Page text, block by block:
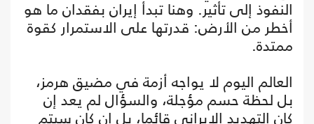
النفوذ إلى تأثير. وهنا تبدأ إيران بفقدان ما هو
أخطر من الأرض: قدرتها على الاستمرار كقوة
ممتدة.
العالم اليوم لا يواجه أزمة في مضيق هرمز،
بل لحظة حسم مؤجلة، والسؤال لم يعد إن
كان التهديد الإيراني قائما، بل إن كان سيتم